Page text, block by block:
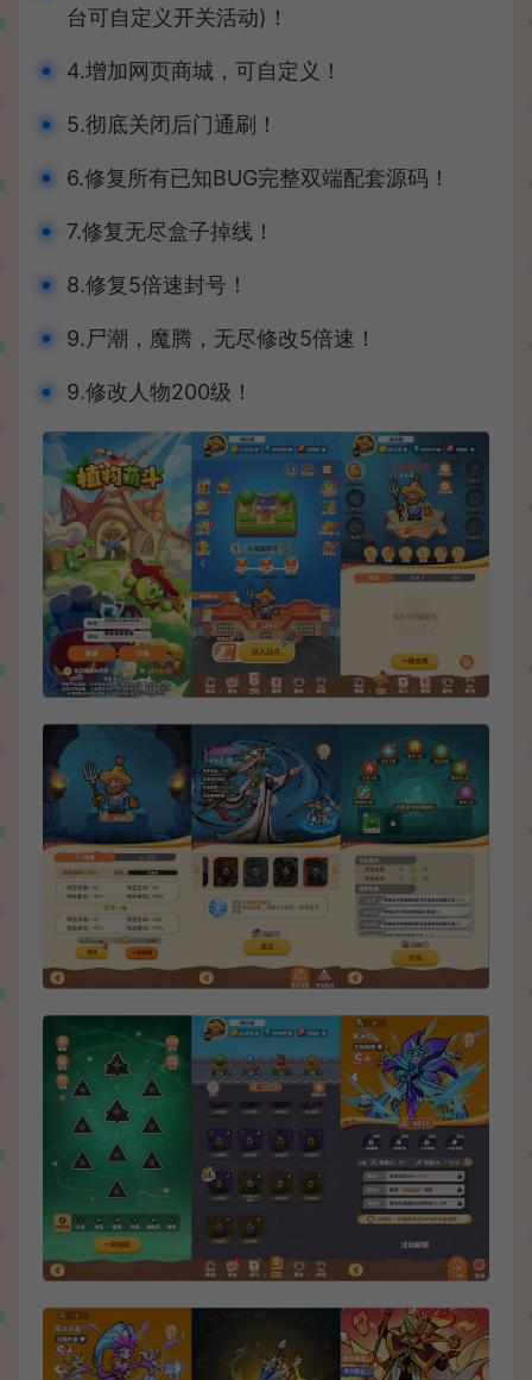
台可自定义开关活动)！
4.增加网页商城，可自定义！
5.彻底关闭后门通刷！
6.修复所有已知BUG完整双端配套源码！
7.修复无尽盒子掉线！
8.修复5倍速封号！
9.尸潮，魔腾，无尽修改5倍速！
9.修改人物200级！